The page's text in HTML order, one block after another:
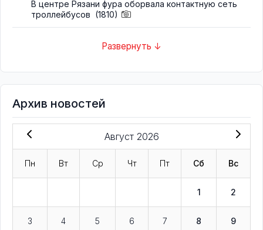
В центре Рязани фура оборвала контактную сеть
троллейбусов (1810)
Развернуть ↓
Архив новостей
Август 2026
Пн Вт Ср Чт Пт Сб Вс
1 2
3 4 5 6 7 8 9